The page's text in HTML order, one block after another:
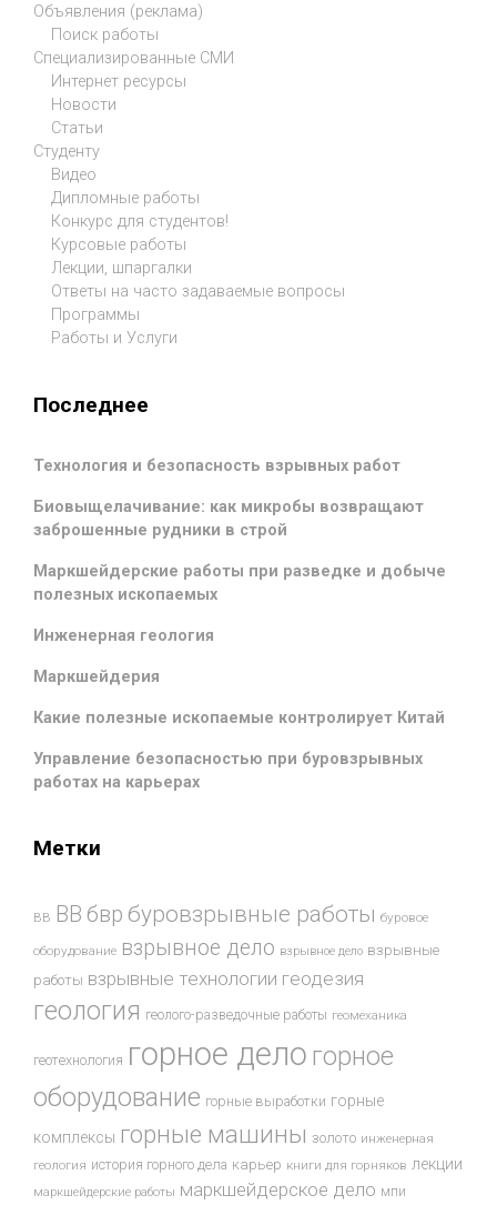
Объявления (реклама)
Поиск работы
Специализированные СМИ
Интернет ресурсы
Новости
Статьи
Студенту
Видео
Дипломные работы
Конкурс для студентов!
Курсовые работы
Лекции, шпаргалки
Ответы на часто задаваемые вопросы
Программы
Работы и Услуги
Последнее
Технология и безопасность взрывных работ
Биовыщелачивание: как микробы возвращают
заброшенные рудники в строй
Маркшейдерские работы при разведке и добыче
полезных ископаемых
Инженерная геология
Маркшейдерия
Какие полезные ископаемые контролирует Китай
Управление безопасностью при буровзрывных
работах на карьерах
Метки
ВВ ВВ бвр буровзрывные работы буровое
оборудование взрывное дело взрывное дело взрывные
работы взрывные технологии геодезия
геология геолого-разведочные работы геомеханика
геотехнология горное дело горное
оборудование горные выработки горные
комплексы горные машины золото инженерная
геология история горного дела карьер книги для горняков лекции
маркшейдерские работы маркшейдерское дело мпи